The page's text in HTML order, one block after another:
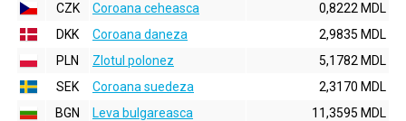
CZK
Coroana ceheasca
0,8222 MDL
DKK
Coroana daneza
2,9835 MDL
PLN
Zlotul polonez
5,1782 MDL
SEK
Coroana suedeza
2,3170 MDL
BGN
Leva bulgareasca
11,3595 MDL